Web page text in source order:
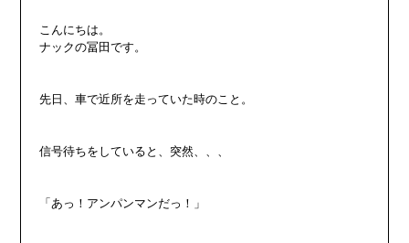
こんにちは。
ナックの冨田です。
先日、車で近所を走っていた時のこと。
信号待ちをしていると、突然、、、
「あっ！アンパンマンだっ！」